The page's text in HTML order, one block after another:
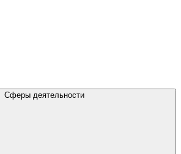
Сферы деятельности